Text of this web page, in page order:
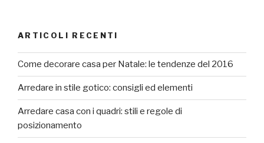
ARTICOLI RECENTI
Come decorare casa per Natale: le tendenze del 2016
Arredare in stile gotico: consigli ed elementi
Arredare casa con i quadri: stili e regole di
posizionamento